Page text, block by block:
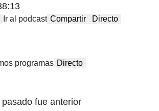
Ir al podcast Compartir Directo
programas Directo
fue anterior